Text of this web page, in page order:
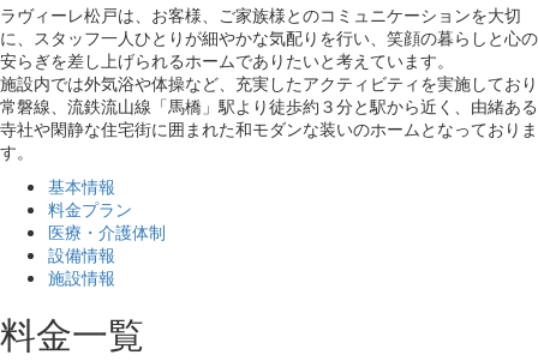
ラヴィーレ松戸は、お客様、ご家族様とのコミュニケーションを大切
に、スタッフ一人ひとりが細やかな気配りを行い、笑顔の暮らしと心の
安らぎを差し上げられるホームでありたいと考えています。
施設内では外気浴や体操など、充実したアクティビティを実施しており
常磐線、流鉄流山線「馬橋」駅より徒歩約３分と駅から近く、由緒ある
寺社や閑静な住宅街に囲まれた和モダンな装いのホームとなっておりま
す。
基本情報
料金プラン
医療・介護体制
設備情報
施設情報
料金一覧